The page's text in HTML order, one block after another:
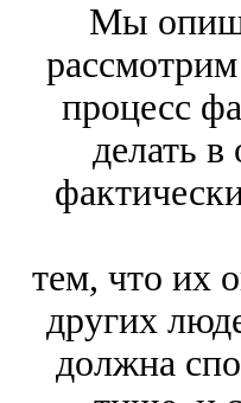
Мы
процесс
делать
тем, что их
других
должна